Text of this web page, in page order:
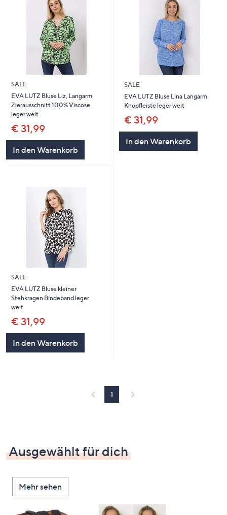
SALE
EVA LUTZ Bluse Liz, Langarm
Zierausschnitt 100% Viscose
leger weit
€ 31,99
In den Warenkorb
SALE
EVA LUTZ Bluse Lina Langarm
Knopfleiste leger weit
€ 31,99
In den Warenkorb
SALE
EVA LUTZ Bluse kleiner
Stehkragen Bindeband leger
weit
€ 31,99
In den Warenkorb
1
Ausgewählt für dich
Mehr sehen